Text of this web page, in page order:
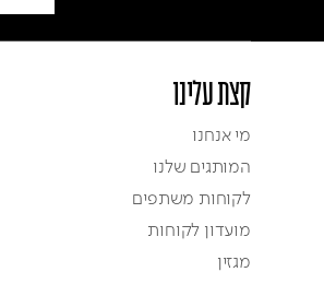
קצת עלינו
מי אנחנו
המותגים שלנו
לקוחות משתפים
מועדון לקוחות
מגזין